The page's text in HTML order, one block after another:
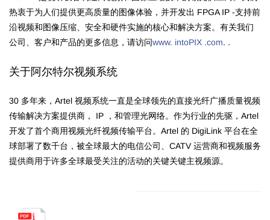
热衷于为人们提供更高质量的图像体验，并开发出 FPGA IP -支持前
沿视频和图像压缩、安全和硬件实施的核心和解决方案。有关我们
公司、客户和产品的更多信息，请访问www. intoPIX .com. .
关于阿尔特尔视频系统
30 多年来，Artel 视频系统一直是全球领先的直接光纤广播质量视频
传输解决方案提供商， IP ，和管理光网络。作为行业的先驱，Artel
开发了首个商用视频光纤视频传输平台。Artel 的 DigiLink 平台在全
球部署了数千台，被全球最大的电信公司、CATV 运营商和视频服务
提供商用于许多全球最受关注的活动的关键关键主视频源。